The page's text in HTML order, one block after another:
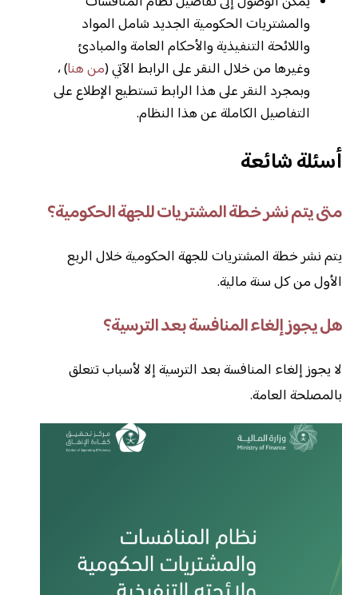
والمشتريات الحكومية الجديد شامل المواد
واللائحة التنفيذية والأحكام العامة والمبادئ
وغيرها من خلال النقر على الرابط الآتي (من هنا) ،
وبمجرد النقر على هذا الرابط تستطيع الإطلاع على
التفاصيل الكاملة عن هذا النظام.
أسئلة شائعة
متى يتم نشر خطة المشتريات للجهة الحكومية؟
يتم نشر خطة المشتريات للجهة الحكومية خلال الربع
الأول من كل سنة مالية.
هل يجوز إلغاء المنافسة بعد الترسية؟
لا يجوز إلغاء المنافسة بعد الترسية إلا لأسباب تتعلق
بالمصلحة العامة.